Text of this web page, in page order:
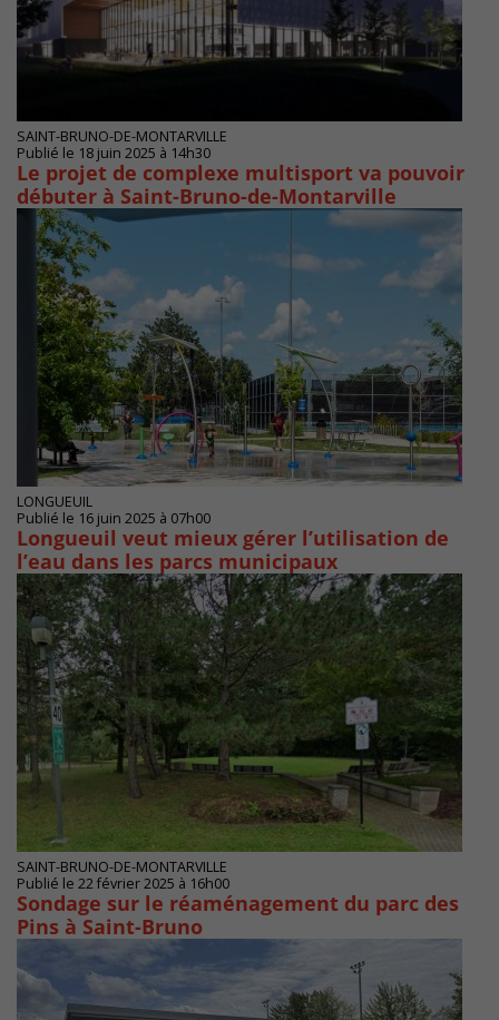
SAINT-BRUNO-DE-MONTARVILLE
Publié le 18 juin 2025 à 14h30
Le projet de complexe multisport va pouvoir
débuter à Saint-Bruno-de-Montarville
LONGUEUIL
Publié le 16 juin 2025 à 07h00
Longueuil veut mieux gérer l’utilisation de
l’eau dans les parcs municipaux
SAINT-BRUNO-DE-MONTARVILLE
Publié le 22 février 2025 à 16h00
Sondage sur le réaménagement du parc des
Pins à Saint-Bruno